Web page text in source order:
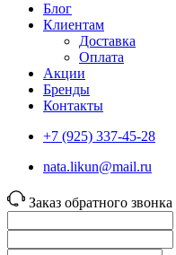
Блог
Клиентам
Доставка
Оплата
Акции
Бренды
Контакты
+7 (925) 337-45-28
nata.likun@mail.ru
Заказ обратного звонка